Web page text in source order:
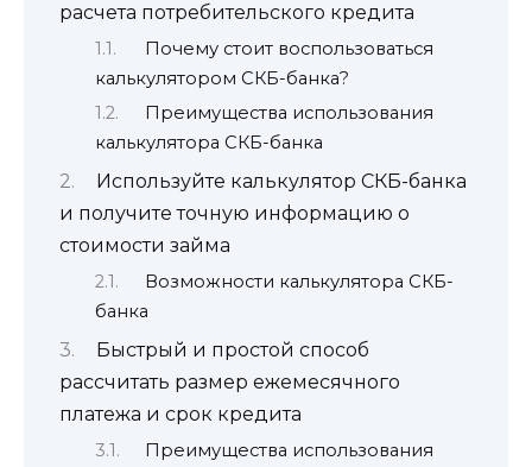
расчета потребительского кредита
Почему стоит воспользоваться
калькулятором СКБ-банка?
Преимущества использования
калькулятора СКБ-банка
Используйте калькулятор СКБ-банка
и получите точную информацию о
стоимости займа
Возможности калькулятора СКБ-
банка
Быстрый и простой способ
рассчитать размер ежемесячного
платежа и срок кредита
Преимущества использования